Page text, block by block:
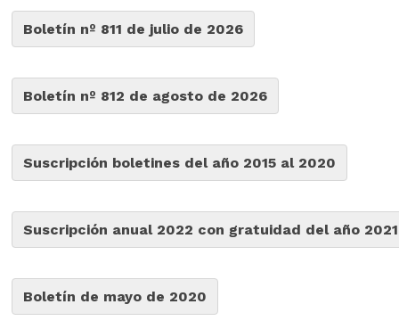
Boletín nº 811 de julio de 2026
Boletín nº 812 de agosto de 2026
Suscripción boletines del año 2015 al 2020
Suscripción anual 2022 con gratuidad del año
Boletín de mayo de 2020